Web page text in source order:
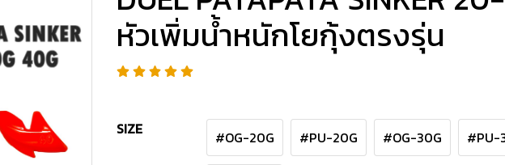
หัวเพิ่มน้ำหนักโยกุ้งตรงรุ่น
SIZE #OG-20G #PU-20G #OG-30G #PU-